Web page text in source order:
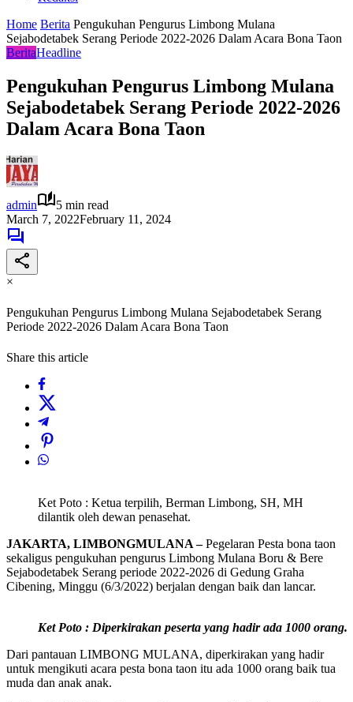
Home Berita Pengukuhan Pengurus Limbong Mulana
Sejabodetabek Serang Periode 2022-2026 Dalam Acara Bona Taon
BeritaHeadline
Pengukuhan Pengurus Limbong Mulana
Sejabodetabek Serang Periode 2022-2026
Dalam Acara Bona Taon
admin
5 min read
March 7, 2022February 11, 2024
×
Pengukuhan Pengurus Limbong Mulana Sejabodetabek Serang
Periode 2022-2026 Dalam Acara Bona Taon
Share this article
Ket Poto : Ketua terpilih, Berman Limbong, SH, MH
dilantik oleh dewan penasehat.
JAKARTA, LIMBONGMULANA –Pegelaran Pesta bona taon
sekaligus pengukuhan pengurus Limbong Mulana Boru & Bere
Sejabodetabek Serang periode 2022-2026 di Gedung Graha
Cibening, Minggu (6/3/2022) berjalan dengan baik dan lancar.
Ket Poto : Diperkirakan peserta yang hadir ada 1000 orang.
Dari pantauan LIMBONG MULANA, diperkirakan yang hadir
untuk mengikuti acara pesta bona taon itu ada 1000 orang baik tua
muda dan anak anak.